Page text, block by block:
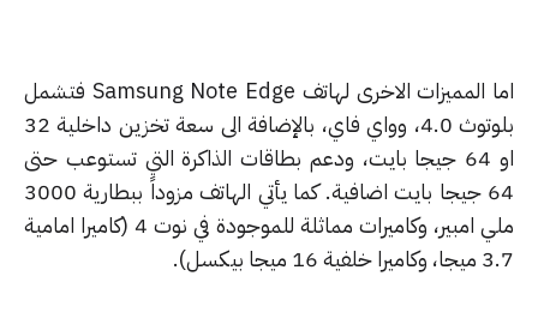
اما المميزات الاخرى لهاتف Samsung Note Edge فتشمل
بلوتوث 4.0، وواي فاي، بالإضافة الى سعة تخزين داخلية 32
او 64 جيجا بايت، ودعم بطاقات الذاكرة التي تستوعب حتى
64 جيجا بايت اضافية. كما يأتي الهاتف مزوداً ببطارية 3000
ملي امبير، وكاميرات مماثلة للموجودة في نوت 4 (كاميرا امامية